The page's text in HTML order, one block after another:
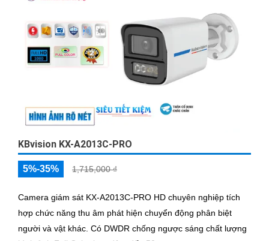
KBvision KX-A2013C-PRO
5%-35% 1,715,000 ₫
Camera giám sát KX-A2013C-PRO HD chuyên nghiệp tích
hợp chức năng thu âm phát hiện chuyển động phân biệt
người và vật khác. Có DWDR chống ngược sáng chất lượng